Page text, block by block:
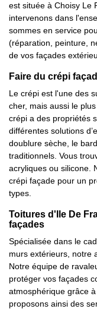
est située à Choisy Le
intervenons dans
sommes en service
(réparation, peinture,
de vos façades
Faire du crépi
Le crépi est l'une des
cher, mais aussi le
crépi a des propriétés
différentes solutions
doublure sèche, le
traditionnels. Vous
acryliques ou silicone.
crépi façade pour un
types.
Toitures d'Ile De
façades
Spécialisée dans le
murs extérieurs, notre
Notre équipe de
protéger vos façades
atmosphérique grâce
proposons ainsi des